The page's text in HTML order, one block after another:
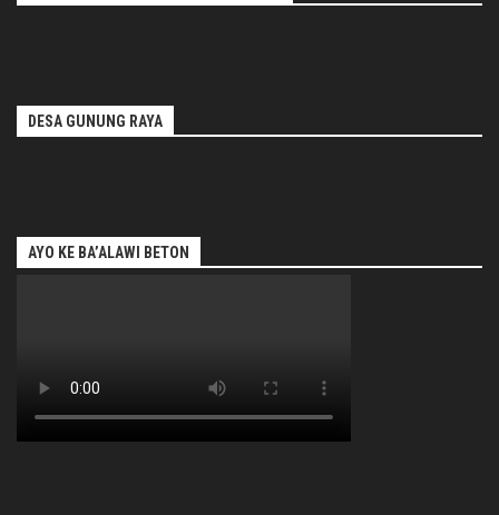
DESA GUNUNG RAYA
AYO KE BA’ALAWI BETON